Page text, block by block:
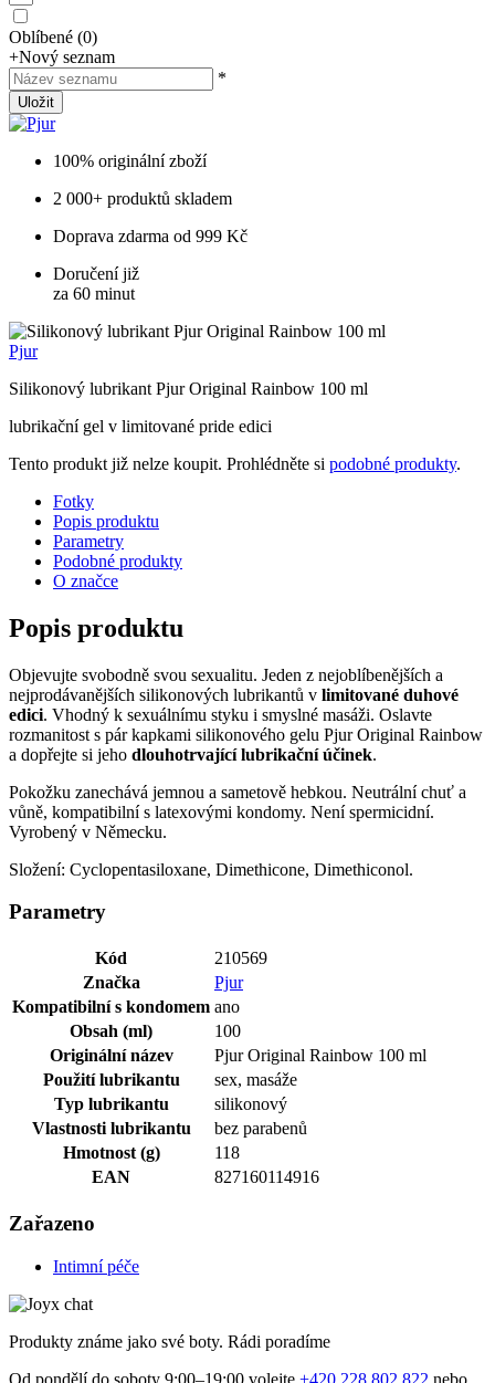
Oblíbené (0)
+Nový seznam
*
Uložit
100% originální zboží
2 000+ produktů skladem
Doprava zdarma od 999 Kč
Doručení již
za 60 minut
Pjur
Silikonový lubrikant Pjur Original Rainbow 100 ml
lubrikační gel v limitované pride edici
Tento produkt již nelze koupit. Prohlédněte si podobné produkty.
Fotky
Popis produktu
Parametry
Podobné produkty
O značce
Popis produktu
Objevujte svobodně svou sexualitu. Jeden z nejoblíbenějších a
nejprodávanějších silikonových lubrikantů v limitované duhové
edici. Vhodný k sexuálnímu styku i smyslné masáži. Oslavte
rozmanitost s pár kapkami silikonového gelu Pjur Original Rainbow
a dopřejte si jeho dlouhotrvající lubrikační účinek.
Pokožku zanechává jemnou a sametově hebkou. Neutrální chuť a
vůně, kompatibilní s latexovými kondomy. Není spermicidní.
Vyrobený v Německu.
Složení: Cyclopentasiloxane, Dimethicone, Dimethiconol.
Parametry
Kód
210569
Značka
Pjur
Kompatibilní s kondomem ano
Obsah (ml)
100
Originální název
Pjur Original Rainbow 100 ml
Použití lubrikantu
sex, masáže
Typ lubrikantu
silikonový
Vlastnosti lubrikantu
bez parabenů
Hmotnost (g)
118
EAN
827160114916
Zařazeno
Intimní péče
Produkty známe jako své boty. Rádi poradíme
Od pondělí do soboty 9:00–19:00 volejte +420 228 802 822 nebo